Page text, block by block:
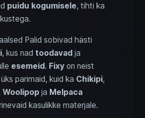
puidu kogumisele, tihti ka
Palid sobivad hästi
, kus nad toodavad ja
esemeid. Fixy on neist
parimaid, kuid ka Chikipi,
Woolipop ja Melpaca
kasulikke materjale.